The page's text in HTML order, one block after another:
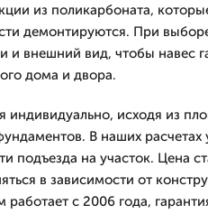
из поликарбоната,
демонтируются. При
и внешний вид, чтобы навес
дома и двора.
индивидуально, исходя из
В наших расчетах
подъезда на участок. Цена
в зависимости от
с 2006 года,